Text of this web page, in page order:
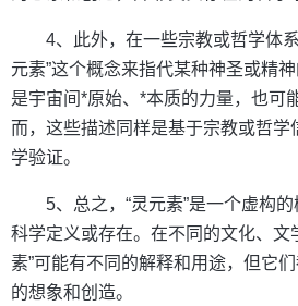
4、此外，在一些宗教或哲学体
元素”这个概念来指代某种神圣或精
是宇宙间*原始、*本质的力量，也可
而，这些描述同样是基于宗教或哲学
学验证。
5、总之，“灵元素”是一个虚构
科学定义或存在。在不同的文化、文
素”可能有不同的解释和用途，但它
的想象和创造。